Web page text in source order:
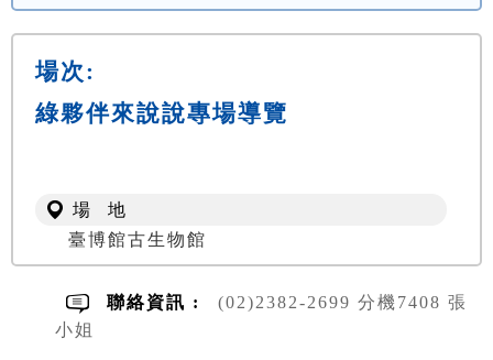
場次:
綠夥伴來說說專場導覽
場 地
臺博館古生物館
聯絡資訊 :
(02)2382-2699 分機7408 張
小姐